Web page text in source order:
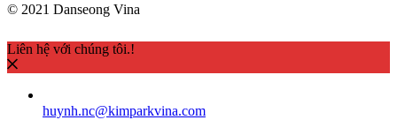
© 2021 Danseong Vina
Liên hệ với chúng tôi.!
huynh.nc@kimparkvina.com